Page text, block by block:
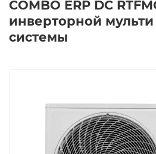
COMBO ERP DC
инверторной мульти
системы